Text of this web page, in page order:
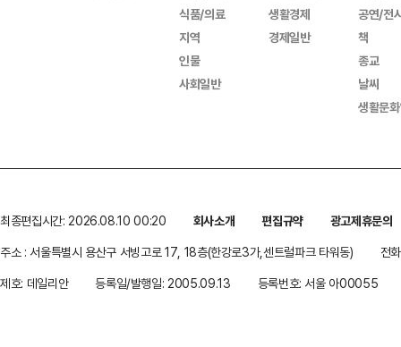
식품/의료
지역
인물
사회일반
생활경제
경제일반
공연/전
책
종교
날씨
생활문
최종편집시간: 2026.08.10 00:20 회사소개 편집규약
광고제휴문의
주소 : 서울특별시 용산구 서빙고로 17, 18층(한강로3가,센트럴파크 타워동)
전
제호: 데일리안
등록일/발행일: 2005.09.13 등록번호: 서울 아00055